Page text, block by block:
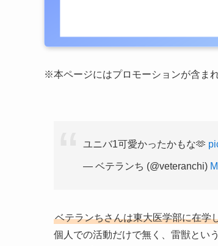
※本ページにはプロモーションが含ま
ユニバ1可愛かったかもな🫶
— ベテランち (@veteranchi)
ベテランちさんは東大医学部に在学
個人での活動だけで無く、雷獣とい